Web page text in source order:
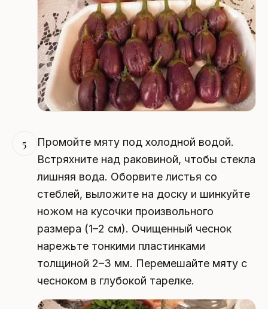
5
Промойте мяту под холодной водой.
Встряхните над раковиной, чтобы стекла
лишняя вода. Оборвите листья со
стеблей, выложите на доску и шинкуйте
ножом на кусочки произвольного
размера (1–2 см). Очищенный чеснок
нарежьте тонкими пластинками
толщиной 2–3 мм. Перемешайте мяту с
чесноком в глубокой тарелке.